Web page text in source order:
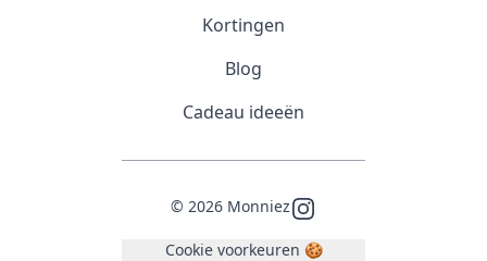
Kortingen
Blog
Cadeau ideeën
© 2026 MonniezInstagram
Cookie voorkeuren 🍪